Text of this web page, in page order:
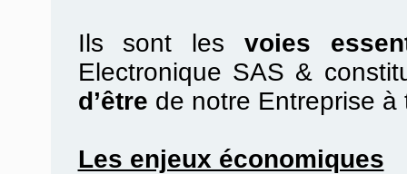
Ils sont les voies
Electronique SAS &
d’être de notre Entreprise à
Les enjeux économiques